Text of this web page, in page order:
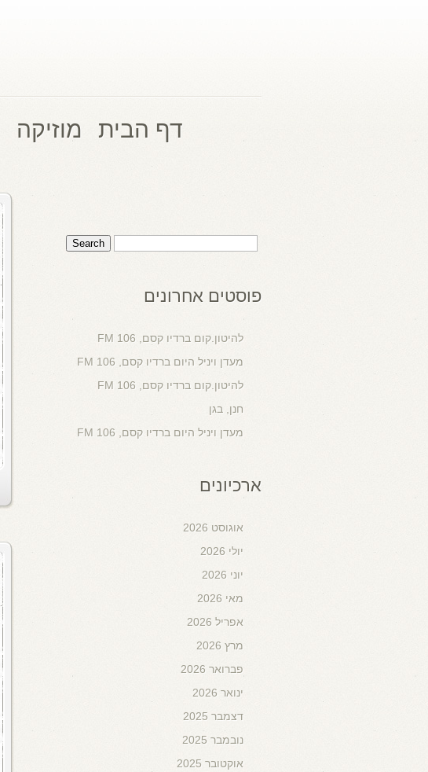
דף הבית מוזיקה
פוסטים אחרונים
להיטון.קום ברדיו קסם, 106 FM
מעדן ויניל היום ברדיו קסם, 106 FM
להיטון.קום ברדיו קסם, 106 FM
חנן, בגן
מעדן ויניל היום ברדיו קסם, 106 FM
ארכיונים
אוגוסט 2026
יולי 2026
יוני 2026
מאי 2026
אפריל 2026
מרץ 2026
פברואר 2026
ינואר 2026
דצמבר 2025
נובמבר 2025
אוקטובר 2025